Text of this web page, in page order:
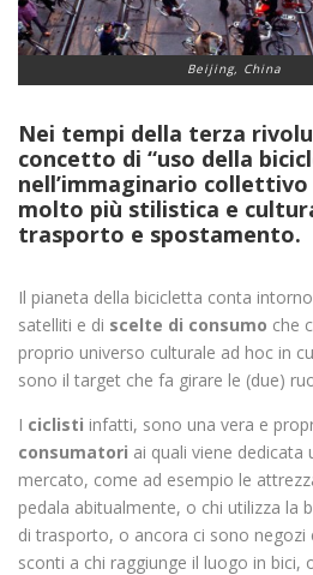
Beijing, China
Nei tempi della terza
concetto di “uso della
nell’immaginario
molto più stilistica e
trasporto e spostamento.
Il pianeta della bicicletta conta
satelliti e di scelte di consumo che
proprio universo culturale ad hoc in
sono il target che fa girare le (due)
I ciclisti infatti, sono una vera e
consumatori ai quali viene
mercato, come ad esempio le
pedala abitualmente, o chi utilizza la
di trasporto, o ancora ci sono
sconti a chi raggiunge il luogo in bici,